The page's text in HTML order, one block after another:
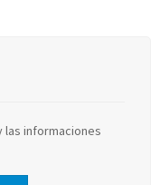
las informaciones